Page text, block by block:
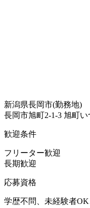
新潟県長岡市(勤務地)
長岡市旭町2-1-3 旭町
歓迎条件
フリーター歓迎
長期歓迎
応募資格
学歴不問、未経験者